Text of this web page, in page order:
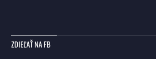
ZDIEĽAŤ NA FB